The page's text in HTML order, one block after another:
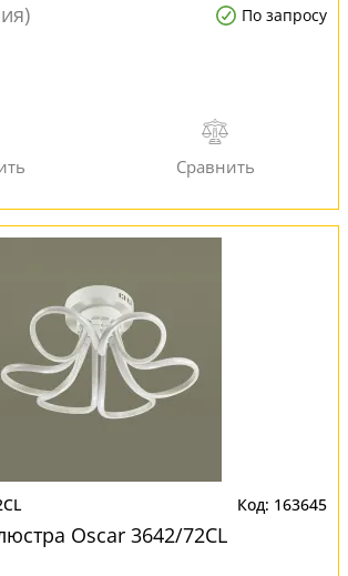
По запросу
163645
Oscar 3642/72CL